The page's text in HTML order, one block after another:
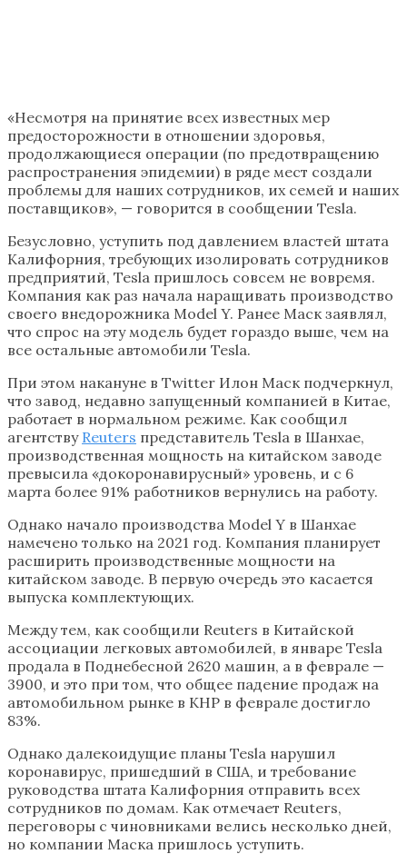
«Несмотря на принятие всех известных мер
предосторожности в отношении здоровья,
продолжающиеся операции (по предотвращению
распространения эпидемии) в ряде мест создали
проблемы для наших сотрудников, их семей и наших
поставщиков», — говорится в сообщении Tesla.
Безусловно, уступить под давлением властей штата
Калифорния, требующих изолировать сотрудников
предприятий, Tesla пришлось совсем не вовремя.
Компания как раз начала наращивать производство
своего внедорожника Model Y. Ранее Маск заявлял,
что спрос на эту модель будет гораздо выше, чем на
все остальные автомобили Tesla.
При этом накануне в Twitter Илон Маск подчеркнул,
что завод, недавно запущенный компанией в Китае,
работает в нормальном режиме. Как сообщил
агентству Reuters представитель Tesla в Шанхае,
производственная мощность на китайском заводе
превысила «докоронавирусный» уровень, и с 6
марта более 91% работников вернулись на работу.
Однако начало производства Model Y в Шанхае
намечено только на 2021 год. Компания планирует
расширить производственные мощности на
китайском заводе. В первую очередь это касается
выпуска комплектующих.
Между тем, как сообщили Reuters в Китайской
ассоциации легковых автомобилей, в январе Tesla
продала в Поднебесной 2620 машин, а в феврале —
3900, и это при том, что общее падение продаж на
автомобильном рынке в КНР в феврале достигло
83%.
Однако далекоидущие планы Tesla нарушил
коронавирус, пришедший в США, и требование
руководства штата Калифорния отправить всех
сотрудников по домам. Как отмечает Reuters,
переговоры с чиновниками велись несколько дней,
но компании Маска пришлось уступить.